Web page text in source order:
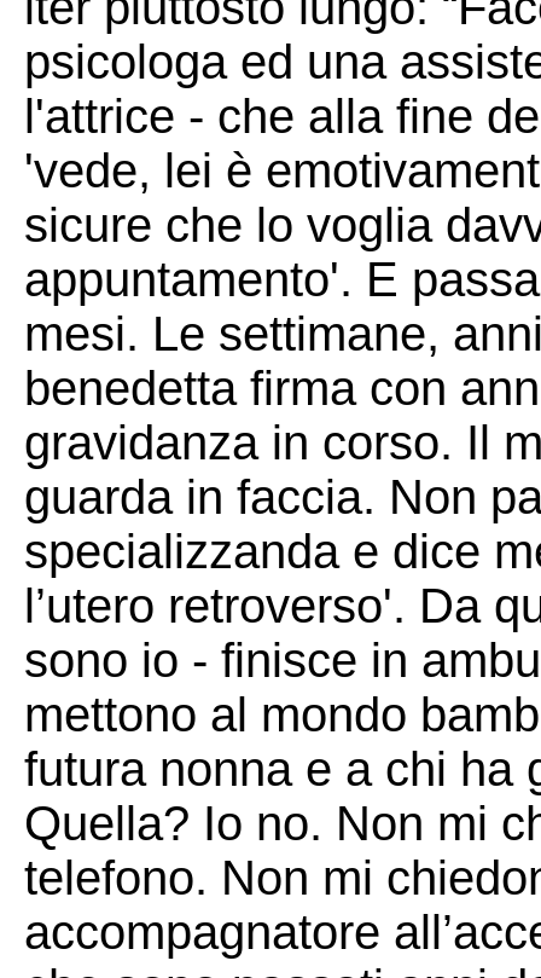
psicologa ed una
l'attrice - che alla fine
'vede, lei è
sicure che lo voglia
appuntamento'. E
mesi. Le settimane,
benedetta firma con
gravidanza in corso. Il
guarda in faccia. Non
specializzanda e dice
l’utero retroverso'. Da
sono io - finisce in
mettono al mondo
futura nonna e a chi ha
Quella? Io no. Non mi
telefono. Non mi
accompagnatore